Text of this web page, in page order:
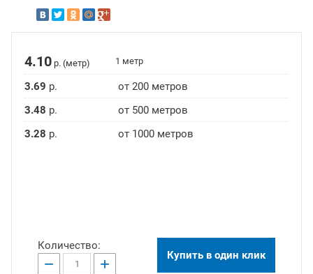
4.10 р. (метр) 1 метр
3.69 р.
от 200 метров
3.48 р.
от 500 метров
3.28 р. от 1000 метров
Количество:
− + Купить в один клик